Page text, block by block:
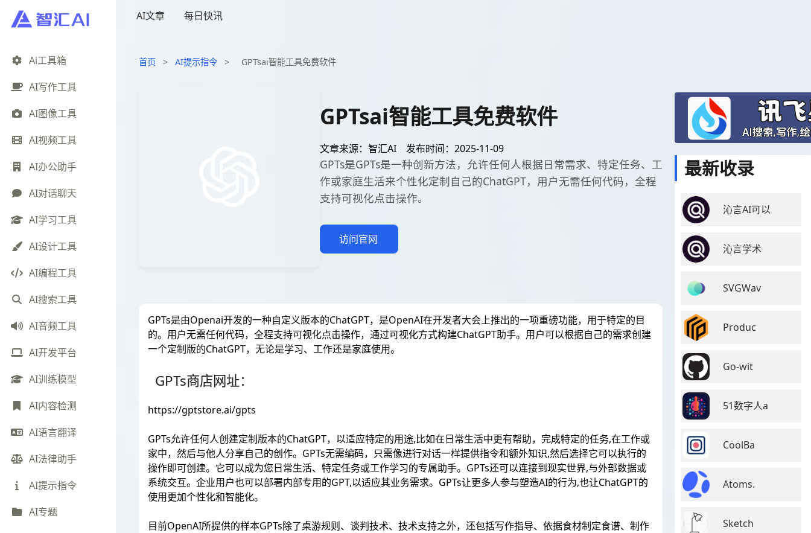
Ai工具箱
AI写作工具
AI图像工具
AI视频工具
AI办公助手
AI对话聊天
AI学习工具
AI设计工具
AI编程工具
AI搜索工具
AI音频工具
AI开发平台
AI训练模型
AI内容检测
AI语言翻译
AI法律助手
AI提示指令
AI专题
AI文章 每日快讯
首页 > AI提示指令 > GPTsai智能工具免费软件
GPTsai智能工具免费软件
文章来源：智汇AI 发布时间：2025-11-09
GPTs是GPTs是一种创新方法，允许任何人根据日常需求、特定任务、工
作或家庭生活来个性化定制自己的ChatGPT，用户无需任何代码，全程
支持可视化点击操作。
访问官网
GPTs是由Openai开发的一种自定义版本的ChatGPT，是OpenAI在开发者大会上推出的一项重磅功能，用于特定的目
的。用户无需任何代码，全程支持可视化点击操作，通过可视化方式构建ChatGPT助手。用户可以根据自己的需求创建
一个定制版的ChatGPT，无论是学习、工作还是家庭使用。
GPTs商店网址：
https://gptstore.ai/gpts
GPTs允许任何人创建定制版本的ChatGPT，以适应特定的用途,比如在日常生活中更有帮助，完成特定的任务,在工作或
家中，然后与他人分享自己的创作。GPTs无需编码，只需像进行对话一样提供指令和额外知识,然后选择它可以执行的
操作即可创建。它可以成为您日常生活、特定任务或工作学习的专属助手。GPTs还可以连接到现实世界,与外部数据或
系统交互。企业用户也可以部署内部专用的GPT,以适应其业务需求。GPTs让更多人参与塑造AI的行为,也让ChatGPT的
使用更加个性化和智能化。
目前OpenAI所提供的样本GPTs除了桌游规则、谈判技术、技术支持之外，还包括写作指导、依据食材制定食谱、制作
最新收录
沁言AI可以
沁言学术
SVGWav
Produc
Go-wit
51数字人a
CoolBa
Atoms.
Sketch